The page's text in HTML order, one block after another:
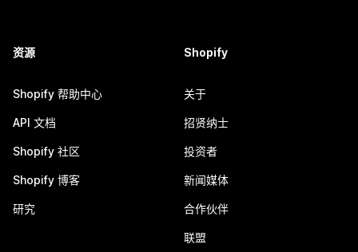
资源
Shopify 帮助中心
API 文档
Shopify 社区
Shopify 博客
研究
Shopify
关于
招贤纳士
投资者
新闻媒体
合作伙伴
联盟